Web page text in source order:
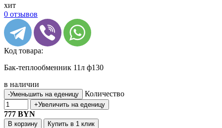
хит
0 отзывов
Код товара:
Бак-теплообменник 11л ф130
в наличии
-Уменьшить на еденицу Количество
+Увеличить на еденицу
777 BYN
В корзину
Купить в 1 клик